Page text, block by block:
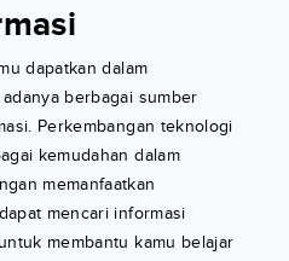
dapatkan dalam
berbagai sumber
Perkembangan teknologi
kemudahan dalam
memanfaatkan
mencari informasi
membantu kamu belajar